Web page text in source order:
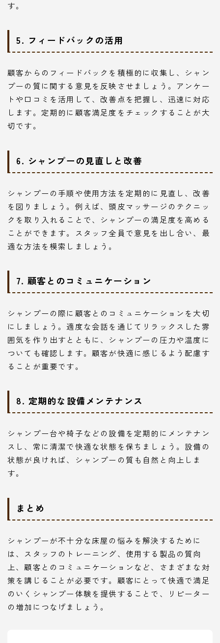
す。
5. フィードバックの活用
顧客からのフィードバックを積極的に収集し、シャン
プーの質に関する意見を反映させましょう。アンケー
トや口コミを活用して、改善点を把握し、迅速に対応
します。定期的に顧客満足度をチェックすることが大
切です。
6. シャンプーの見直しと改善
シャンプーの手順や使用方法を定期的に見直し、改善
を図りましょう。例えば、頭皮マッサージのテクニッ
クを取り入れることで、シャンプーの満足度を高める
ことができます。スタッフ全員で意見を出し合い、最
適な方法を模索しましょう。
7. 顧客とのコミュニケーション
シャンプーの際に顧客とのコミュニケーションを大切
にしましょう。適度な会話を通じてリラックスした雰
囲気を作り出すとともに、シャンプーの圧力や温度に
ついても確認します。顧客が快適に感じるよう配慮す
ることが重要です。
8. 定期的な設備メンテナンス
シャンプー台や椅子などの設備を定期的にメンテナン
スし、常に清潔で快適な状態を保ちましょう。設備の
状態が良ければ、シャンプーの質も自然と向上しま
す。
まとめ
シャンプーが不十分な床屋の悩みを解決するために
は、スタッフのトレーニング、使用する製品の質向
上、顧客とのコミュニケーションなど、さまざまな対
策を講じることが必要です。顧客にとって快適で満足
のいくシャンプー体験を提供することで、リピーター
の増加につなげましょう。